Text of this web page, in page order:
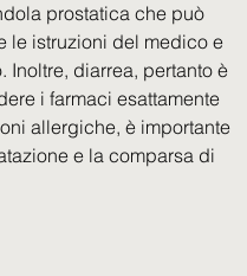
prostatica che può
le istruzioni del medico e
Inoltre, diarrea, pertanto è
i farmaci esattamente
allergiche, è importante
e la comparsa di